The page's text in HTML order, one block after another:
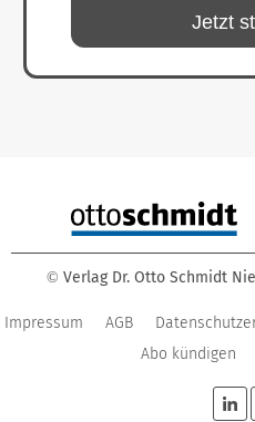
Jetzt
© Verlag Dr. Otto Schmidt
Impressum AGB
Abo kündigen